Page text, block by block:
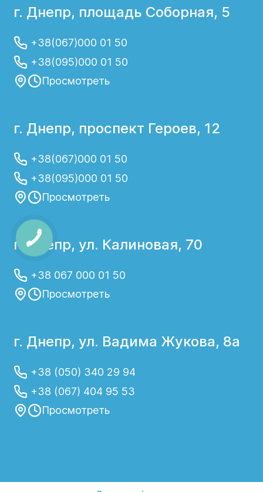
г. Днепр, площадь Соборная, 5
+38(067)000 01 50
+38(095)000 01 50
Просмотреть
г. Днепр, проспект Героев, 12
+38(067)000 01 50
+38(095)000 01 50
Просмотреть
г. Днепр, ул. Калиновая, 70
+38 067 000 01 50
Просмотреть
г. Днепр, ул. Вадима Жукова, 8а
+38 (050) 340 29 94
+38 (067) 404 95 53
Просмотреть